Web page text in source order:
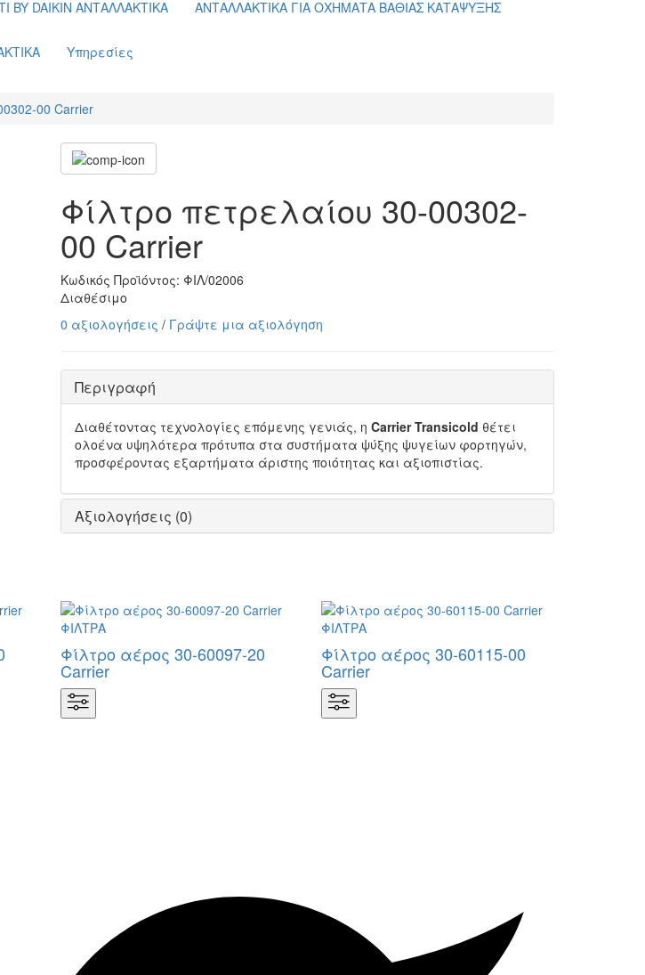
BY DAIKIN ΑΝΤΑΛΛΑΚΤΙΚΑ ΑΝΤΑΛΛΑΚΤΙΚΑ ΓΙΑ ΟΧΗΜΑΤΑ ΒΑΘΙΑΣ ΚΑΤΑΨΥΞΗΣ
Υπηρεσίες
00 Carrier
Φίλτρο πετρελαίου 30-00302-
00 Carrier
Κωδικός Προϊόντος: ΦΙΛ/02006
Διαθέσιμο
0 αξιολογήσεις / Γράψτε μια αξιολόγηση
Περιγραφή
Διαθέτοντας τεχνολογίες επόμενης γενιάς, η Carrier Transicold θέτει
ολοένα υψηλότερα πρότυπα στα συστήματα ψύξης ψυγείων φορτηγών,
προσφέροντας εξαρτήματα άριστης ποιότητας και αξιοπιστίας.
Αξιολογήσεις (0)
Φίλτρο αέρος 30-60097-20
Carrier
Φίλτρο αέρος 30-60115-00
Carrier